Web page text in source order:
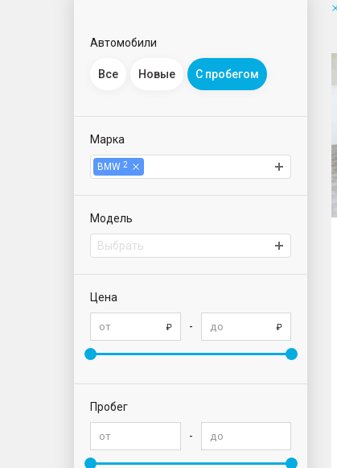
Автомобили
Все Новые С пробегом
Марка
BMW 2
Модель
Выбрать
Цена
-
Пробег
-